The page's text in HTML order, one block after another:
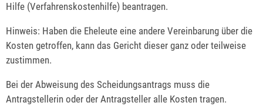
Hilfe (Verfahrenskostenhilfe) beantragen.
Hinweis: Haben die Eheleute eine andere Vereinbarung über die
Kosten getroffen, kann das Gericht dieser ganz oder teilweise
zustimmen.
Bei der Abweisung des Scheidungsantrags muss die
Antragstellerin oder der Antragsteller alle Kosten tragen.